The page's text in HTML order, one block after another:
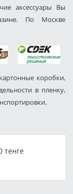
аксессуары Вы
По Москве
коробки,
в пленку,
тенге